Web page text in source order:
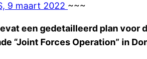
9 maart 2022 ~~~
een gedetailleerd plan voor
“Joint Forces Operation” in